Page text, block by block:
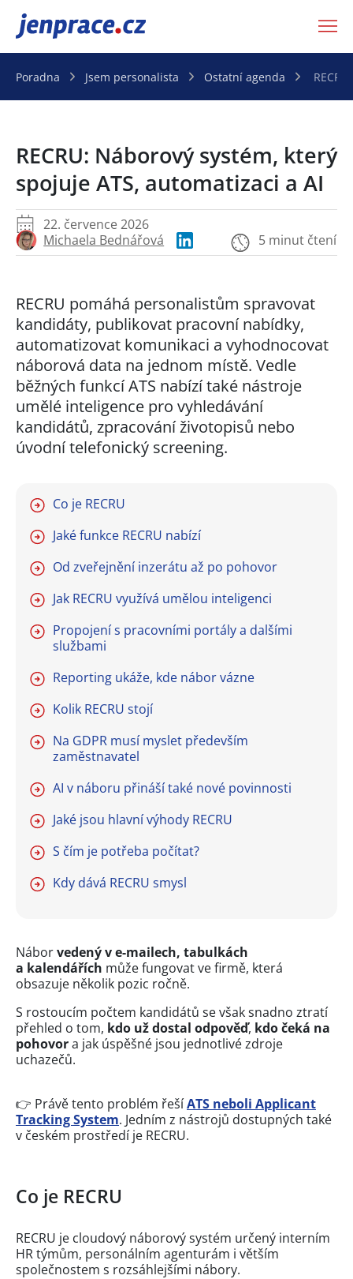
JenPráce.cz
Poradna Jsem personalista Ostatní agenda
RECRU: Náborový systém, který
spojuje ATS, automatizaci a AI
22. července 2026
Michaela Bednářová
5 minut čtení
RECRU pomáhá personalistům spravovat
kandidáty, publikovat pracovní nabídky,
automatizovat komunikaci a vyhodnocovat
náborová data na jednom místě. Vedle
běžných funkcí ATS nabízí také nástroje
umělé inteligence pro vyhledávání
kandidátů, zpracování životopisů nebo
úvodní telefonický screening.
Co je RECRU
Jaké funkce RECRU nabízí
Od zveřejnění inzerátu až po pohovor
Jak RECRU využívá umělou inteligenci
Propojení s pracovními portály a dalšími
službami
Reporting ukáže, kde nábor vázne
Kolik RECRU stojí
Na GDPR musí myslet především
zaměstnavatel
AI v náboru přináší také nové povinnosti
Jaké jsou hlavní výhody RECRU
S čím je potřeba počítat?
Kdy dává RECRU smysl
Náborvedený v e-mailech, tabulkách
a kalendářích může fungovat ve firmě, která
obsazuje několik pozic ročně.
S rostoucím počtem kandidátů se však snadno ztratí
přehled o tom, kdo už dostal odpověď, kdo čeká na
pohovora jak úspěšné jsou jednotlivé zdroje
uchazečů.
👉 Právě tento problém řešíATS neboli Applicant
Tracking System. Jedním z nástrojů dostupných také
v českém prostředí je RECRU.
Co je RECRU
RECRU je cloudový náborový systém určený interním
HR týmům, personálním agenturám i větším
společnostem s rozsáhlejšími nábory.